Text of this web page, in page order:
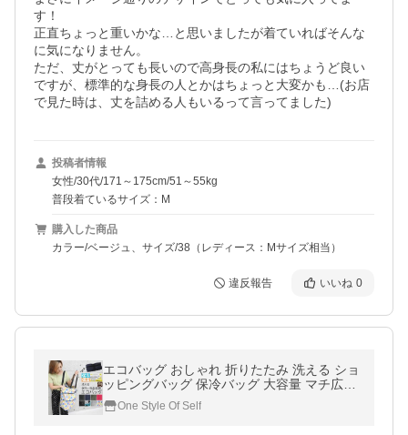
す！
正直ちょっと重いかな…と思いましたが着ていればそんな
に気になりません。
ただ、丈がとっても長いので高身長の私にはちょうど良い
ですが、標準的な身長の人とかはちょっと大変かも…(お店
で見た時は、丈を詰める人もいるって言ってました)
投稿者情報
女性/30代/171～175cm/51～55kg
普段着ているサイズ：M
購入した商品
カラー/ベージュ、サイズ/38（レディース：Mサイズ相当）
違反報告 いいね 0
エコバッグ おしゃれ 折りたたみ 洗える ショ
ッピングバッグ 保冷バッグ 大容量 マチ広め
トートバッグ レディース ファスナー付き 洗
濯 軽量 メンズ コンパクト
One Style Of Self